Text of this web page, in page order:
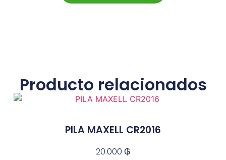
Producto relacionados
PILA MAXELL CR2016
20.000 ₲